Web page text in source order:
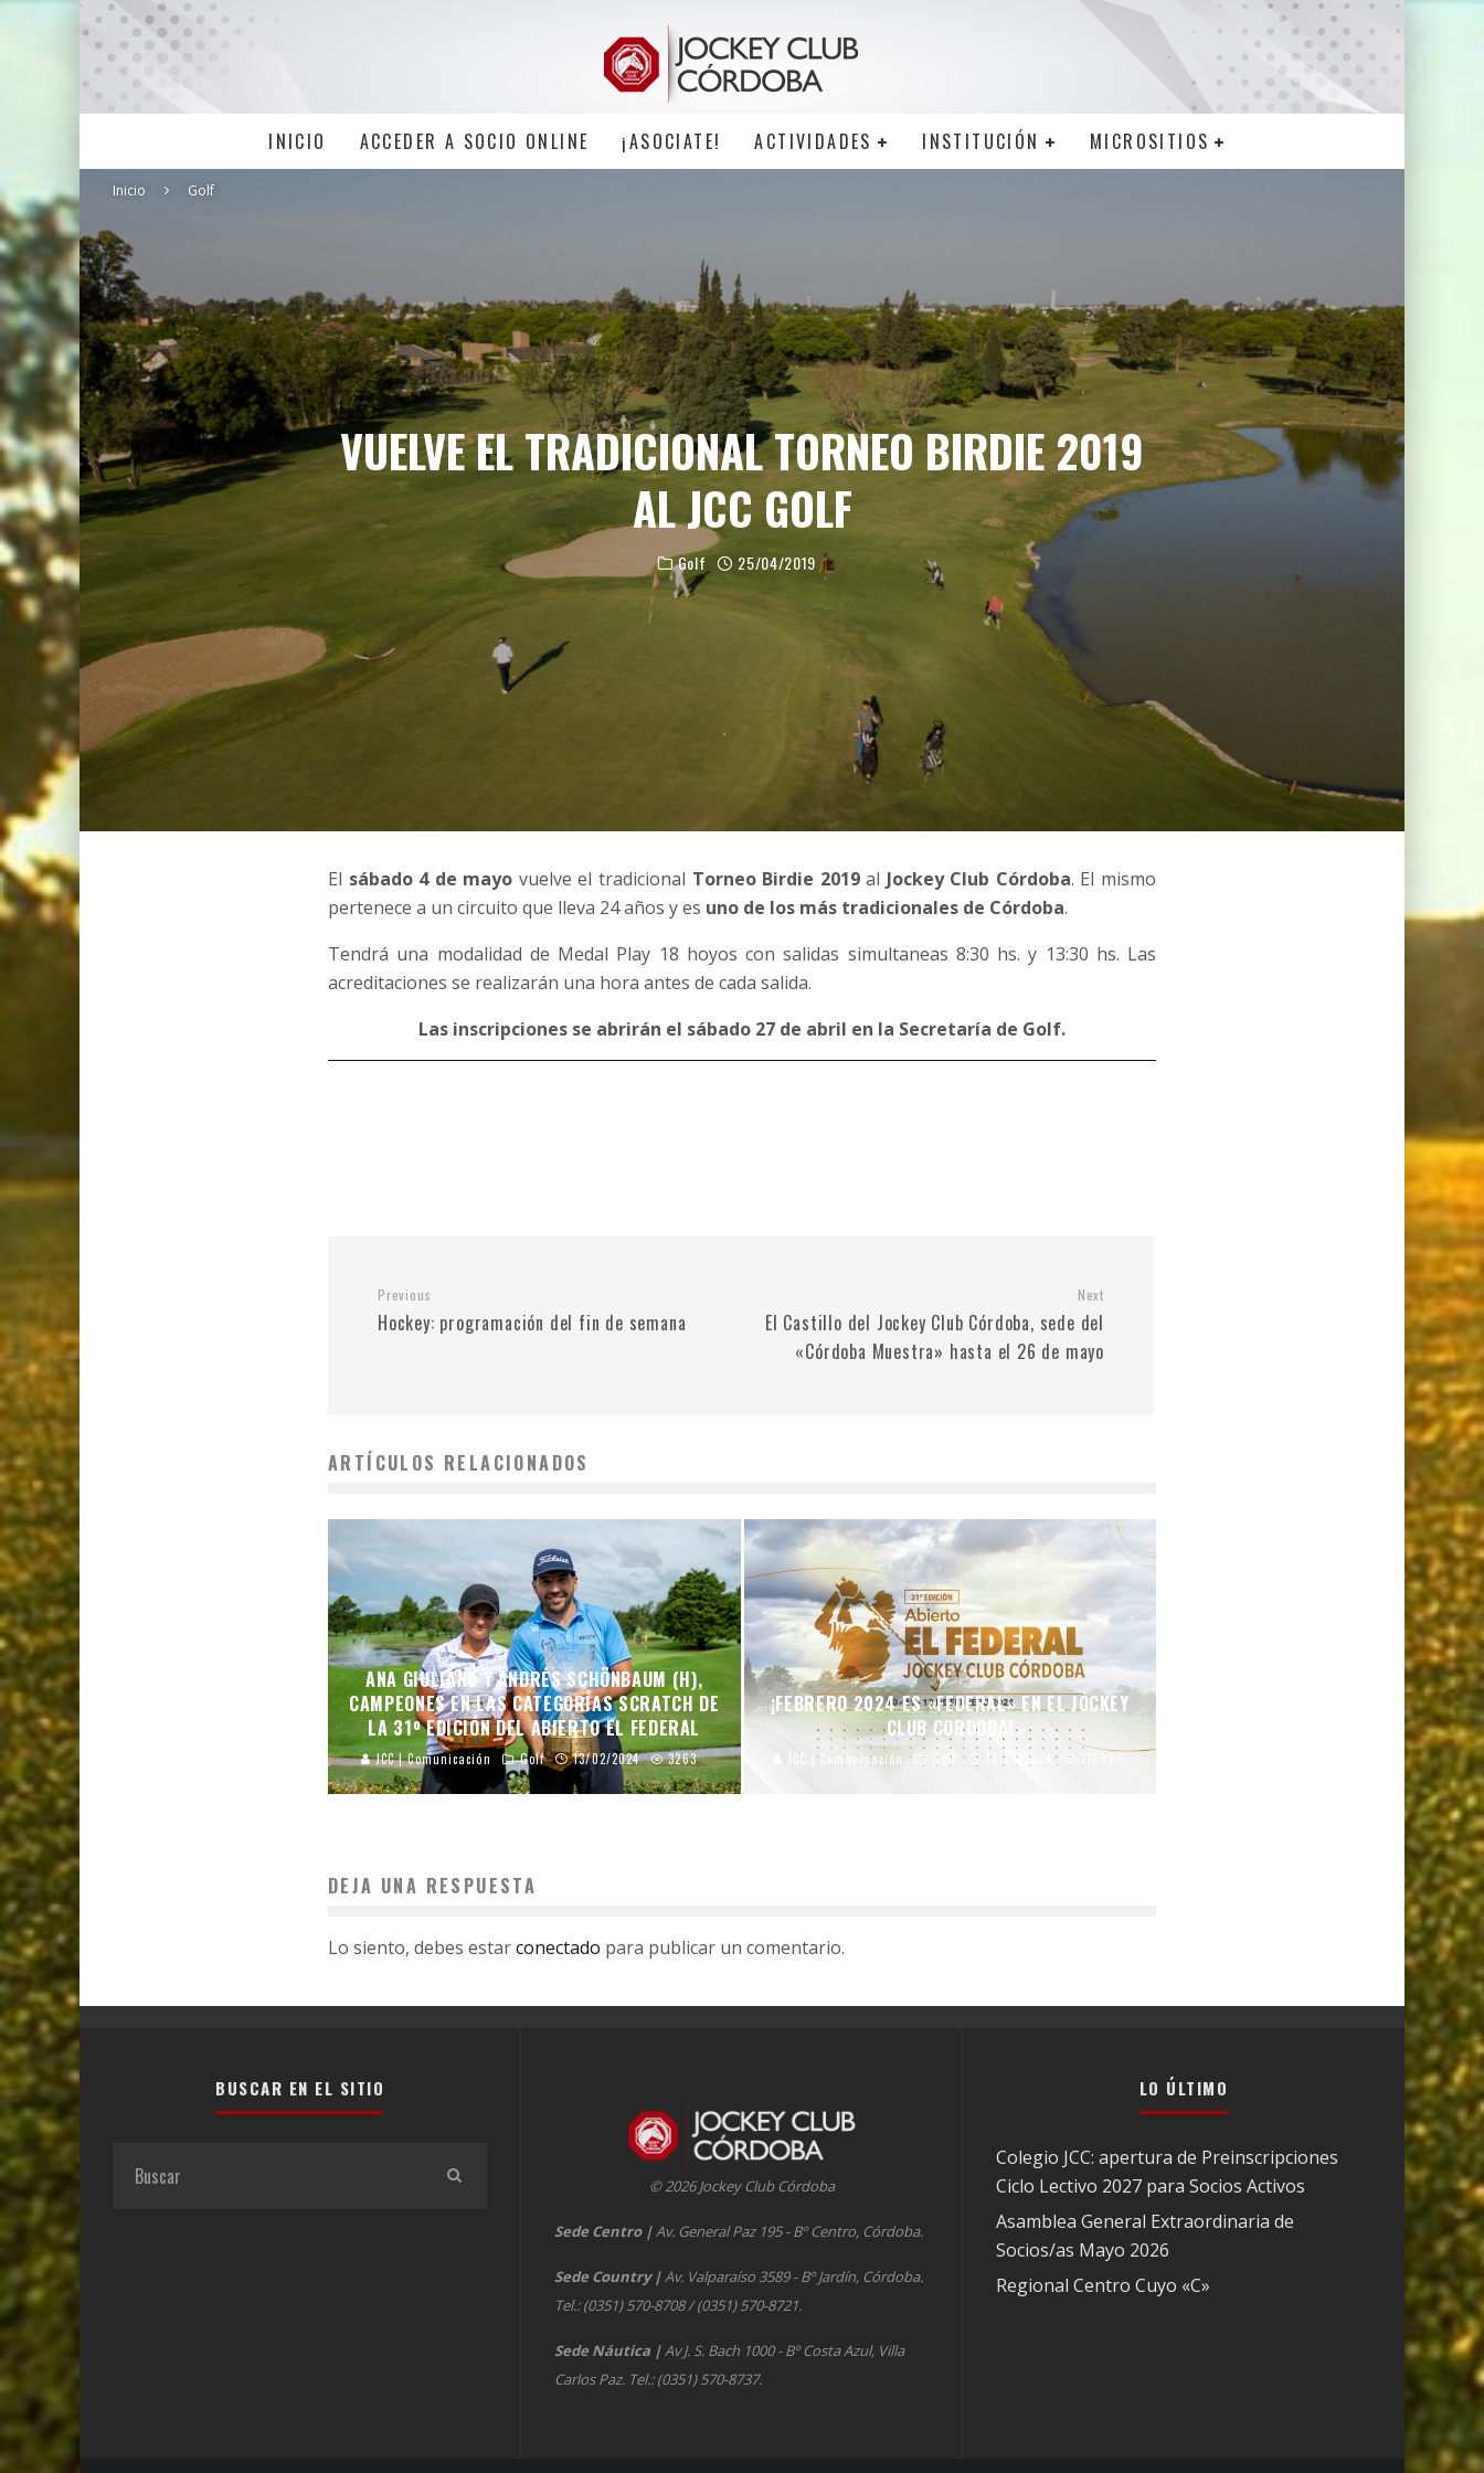
INICIO ACCEDER A SOCIO ONLINE ¡ASOCIATE! ACTIVIDADES INSTITUCIÓN MICROSITIOS
Inicio Golf
VUELVE EL TRADICIONAL TORNEO BIRDIE 2019
AL JCC GOLF
Golf 25/04/2019
El sábado 4 de mayo vuelve el tradicional Torneo Birdie 2019al Jockey Club Córdoba. El mismo
pertenece a un circuito que lleva 24 años y es uno de los más tradicionales de Córdoba.
Tendrá una modalidad de Medal Play 18 hoyos con salidas simultaneas 8:30 hs. y 13:30 hs. Las
acreditaciones se realizarán una hora antes de cada salida.
Las inscripciones se abrirán el sábado 27 de abril en la Secretaría de Golf.
Previous
Hockey: programación del fin de semana
Next
El Castillo del Jockey Club Córdoba, sede del
«Córdoba Muestra» hasta el 26 de mayo
ARTÍCULOS RELACIONADOS
ANA GIULIANO Y ANDRÉS SCHÖNBAUM (H),
CAMPEONES EN LAS CATEGORÍAS SCRATCH DE
LA 31º EDICIÓN DEL ABIERTO EL FEDERAL
JCC | Comunicación Golf 13/02/2024 3263
¡FEBRERO 2024 ES «FEDERAL» EN EL JOCKEY
CLUB CORDOBA!
JCC | Comunicación Golf 10/01/2024 11699
DEJA UNA RESPUESTA
Lo siento, debes estarconectado para publicar un comentario.
BUSCAR EN EL SITIO
© 2026 Jockey Club Córdoba
Sede Centro |Av. General Paz 195 - Bº Centro, Córdoba.
Sede Country |Av. Valparaíso 3589 - Bº Jardín, Córdoba.
Tel.: (0351) 570-8708 / (0351) 570-8721.
Sede Náutica |Av J. S. Bach 1000 - Bº Costa Azul, Villa
Carlos Paz. Tel.: (0351) 570-8737.
LO ÚLTIMO
Colegio JCC: apertura de Preinscripciones
Ciclo Lectivo 2027 para Socios Activos
Asamblea General Extraordinaria de
Socios/as Mayo 2026
Regional Centro Cuyo «C»